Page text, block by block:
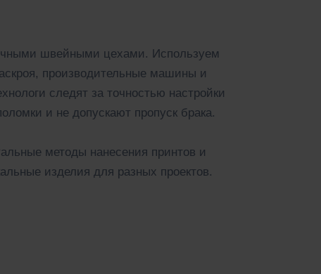
швейными цехами. Используем
производительные машины и
следят за точностью настройки
и не допускают пропуск брака.
методы нанесения принтов и
изделия для разных проектов.